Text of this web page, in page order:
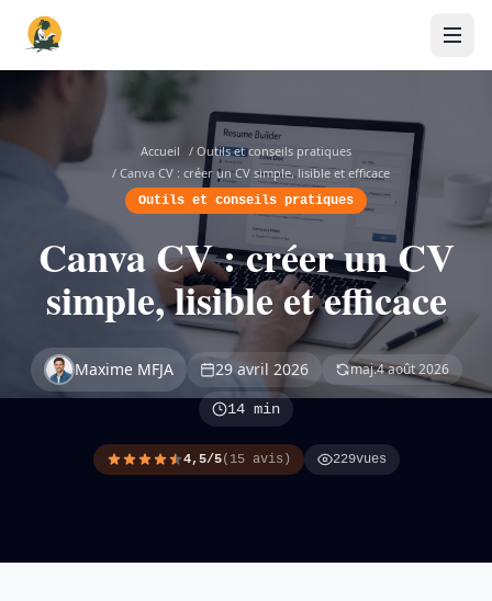
Accueil / Outils et conseils pratiques
/ Canva CV : créer un CV simple, lisible et efficace
Outils et conseils pratiques
Canva CV : créer un CV
simple, lisible et efficace
Maxime MFJA 29 avril 2026 maj.4 août 2026
14 min
4,5/5(15 avis) 229vues